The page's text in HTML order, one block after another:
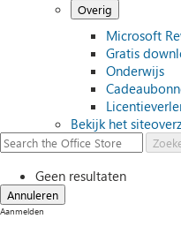
Overig
Microsoft
Gratis
Onderwijs
Bekijk het
Geen resultaten
Annuleren
Aanmelden